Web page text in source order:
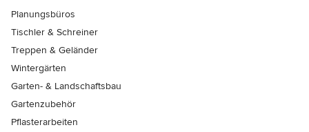
Planungsbüros
Tischler & Schreiner
Treppen & Geländer
Wintergärten
Garten- & Landschaftsbau
Gartenzubehör
Pflasterarbeiten